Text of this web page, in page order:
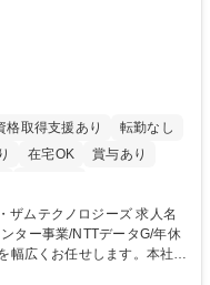
格取得支援あり
転勤なし
在宅OK
賞与あり
テクノロジーズ 求人名
ター事業/NTTデータG/年休
務だけではなく、社員や現